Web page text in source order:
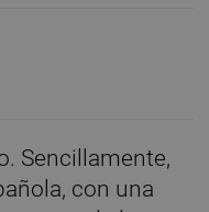
Sencillamente,
con una